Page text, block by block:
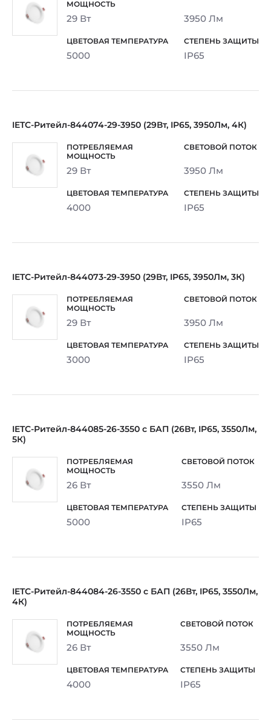
29 Вт 3950 Лм
5000 IP65
IETC-Ритейл-844074-29-3950 (29Вт, IP65, 3950Лм, 4К)
29 Вт 3950 Лм
4000 IP65
IETC-Ритейл-844073-29-3950 (29Вт, IP65, 3950Лм, 3К)
29 Вт 3950 Лм
3000 IP65
IETC-Ритейл-844085-26-3550 с БАП (26Вт, IP65, 3550Лм,
5К)
26 Вт 3550 Лм
5000 IP65
IETC-Ритейл-844084-26-3550 с БАП (26Вт, IP65, 3550Лм,
4К)
26 Вт 3550 Лм
4000 IP65